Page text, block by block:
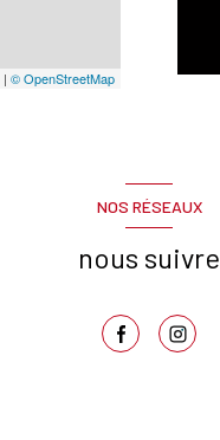
| © OpenStreetMap
NOS RÉSEAUX
nous suivre